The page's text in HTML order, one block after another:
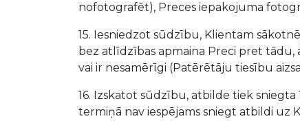
nofotografēt), Preces iepakojuma
15. Iesniedzot sūdzību, Klientam
bez atlīdzības apmaina Preci pret
vai ir nesamērīgi (Patērētāju tiesību
16. Izskatot sūdzību, atbilde tiek
termiņā nav iespējams sniegt atbildi